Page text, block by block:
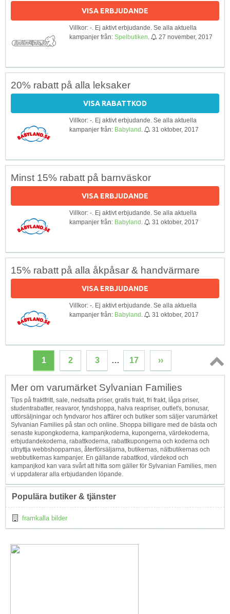
VISA ERBJUDANDE
Villkor: -. Ej aktivt erbjudande. Se alla aktuella
kampanjer från: Spelbutiken 27 november, 2017
20% rabatt på alla leksaker
VISA RABATTKOD
Villkor: -. Ej aktivt erbjudande. Se alla aktuella
kampanjer från: Babyland 31 oktober, 2017
Minst 15% rabatt på barnväskor
VISA ERBJUDANDE
Villkor: -. Ej aktivt erbjudande. Se alla aktuella
kampanjer från: Babyland 31 oktober, 2017
15% rabatt på alla åkpåsar & handvärmare
VISA ERBJUDANDE
Villkor: -. Ej aktivt erbjudande. Se alla aktuella
kampanjer från: Babyland 31 oktober, 2017
1 2 3 … 17 ››
Topp
Mer om varumärket Sylvanian Families
Tips på fraktfritt, sale, nedsatta priser, gratis frakt, fri frakt, låga priser,
studentrabatter, reavaror, fyndshoppa, halva reapriser, outlet's, bonusar,
utförsäljningar och fyndvaror hos affärer och butiker som säljer varumärket
Sylvanian Families på stan och online. Shoppa billigare med de bästa och
senaste kupongkoderna, kampanjkoderna, kupongerna, värdekoderna,
erbjudandekoderna, rabattkoderna, rabattkupongerna och koderna och
utnyttja webbshopparnas, återförsäljarna, butikernas, nätbutikernas och
webbutikernas kampanjer. En gällande rabattkod, värdekod och
kampanjkod kan vara svårt att hitta som gäller för Sylvanian Families, men
vi uppdaterar alla erbjudanden löpande.
Populära butiker & tjänster
framkalla bilder